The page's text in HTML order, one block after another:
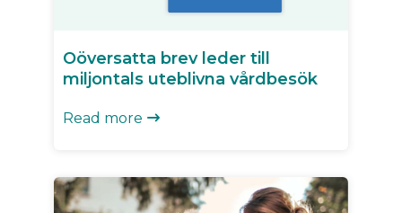
Oöversatta brev leder till
miljontals uteblivna vårdbesök
Read more 